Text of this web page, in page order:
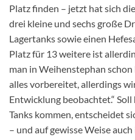
Platz finden – jetzt hat sich
drei kleine und sechs große
Lagertanks sowie einen
Platz für 13 weitere ist
man in Weihenstephan
alles vorbereitet, allerdings
Entwicklung beobachtet.“
Tanks kommen, entscheidet
– und auf gewisse Weise